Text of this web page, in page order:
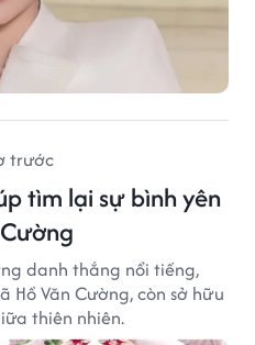
trước
tìm lại sự bình yên
danh thắng nổi tiếng,
Hồ Văn Cường, còn sở hữu
thiên nhiên.